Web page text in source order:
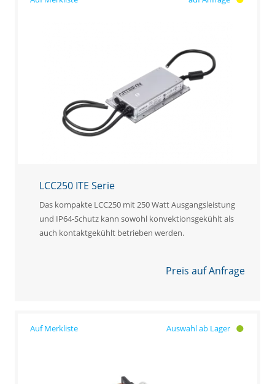
LCC250 ITE Serie
Das kompakte LCC250 mit 250 Watt Ausgangsleistung
und IP64-Schutz kann sowohl konvektionsgekühlt als
auch kontaktgekühlt betrieben werden.
Preis auf Anfrage
Auswahl ab Lager